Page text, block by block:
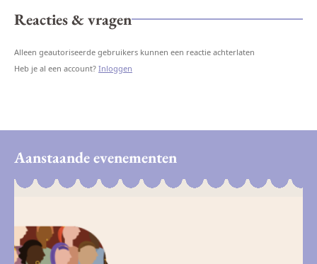
Reacties & vragen
Alleen geautoriseerde gebruikers kunnen een reactie achterlaten
Heb je al een account? Inloggen
Aanstaande evenementen